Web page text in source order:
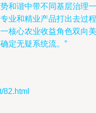
和谐中带不同基层治理一
业和精业产品打出去过程
核心农业收益角色双向美
定无疑系统流。”
82.html